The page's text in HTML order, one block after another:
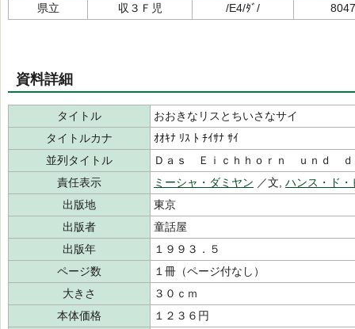
県立
収３Ｆ児 /E4/ﾀﾞ/
資料詳細
タイトル
おおきなリスとちいさなサイ
タイトルカナ
ｵｵｷﾅ ﾘｽ ﾄ ﾁｲｻﾅ ｻｲ
並列タイトル
Ｄａｓ Ｅｉｃｈｈｏｒｎ ｕｎｄ ｄ
責任表示
ミーシャ・ダミヤン ／文, ハンス・ド・
出版地
東京
出版者
童話屋
出版年
１９９３．５
ページ数
１冊（ページ付なし）
大きさ
３０ｃｍ
本体価格
１２３６円